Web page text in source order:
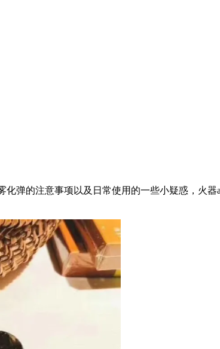
弹的注意事项以及日常使用的一些小疑惑，火